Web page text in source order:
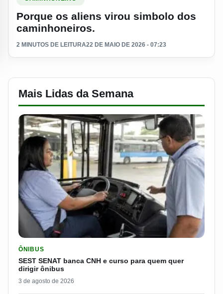
Porque os aliens virou simbolo dos
caminhoneiros.
2 MINUTOS DE LEITURA22 DE MAIO DE 2026 - 07:23
Mais Lidas da Semana
ÔNIBUS
SEST SENAT banca CNH e curso para quem quer
dirigir ônibus
3 de agosto de 2026